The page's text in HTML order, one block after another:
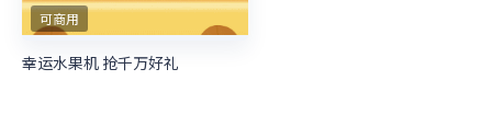
可商用
幸运水果机 抢千万好礼